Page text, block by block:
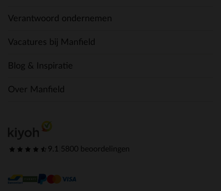
Verantwoord ondernemen
Vacatures bij Manfield
Blog & Inspiratie
Over Manfield
9.1 5800 beoordelingen